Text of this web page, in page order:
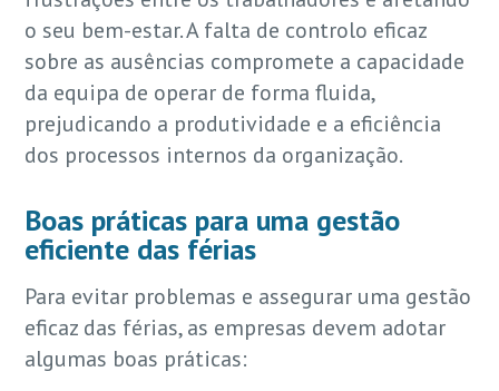
o seu bem-estar. A falta de controlo eficaz
sobre as ausências compromete a capacidade
da equipa de operar de forma fluida,
prejudicando a produtividade e a eficiência
dos processos internos da organização.
Boas práticas para uma gestão
eficiente das férias
Para evitar problemas e assegurar uma gestão
eficaz das férias, as empresas devem adotar
algumas boas práticas: